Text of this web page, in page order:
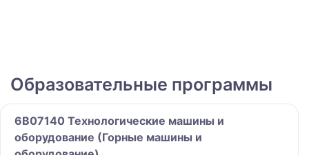
Образовательные программы
6B07140 Технологические машины и
оборудование (Горные машины и